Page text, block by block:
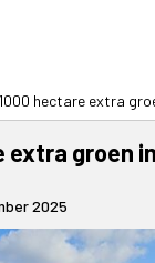
1000 hectare extra
extra groen
2025